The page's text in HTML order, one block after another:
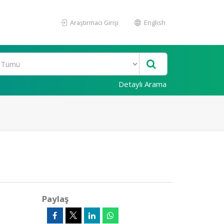
Araştırmacı Girişi English
Detaylı Arama
Paylaş